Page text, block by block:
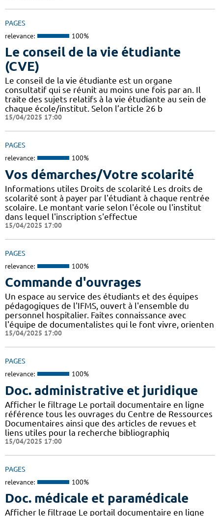
PAGES
relevance: 100%
Le conseil de la vie étudiante
(CVE)
Le conseil de la vie étudiante est un organe
consultatif qui se réunit au moins une fois par an. Il
traite des sujets relatifs à la vie étudiante au sein de
chaque école/institut. Selon l’article 26 b
15/04/2025 17:00
PAGES
relevance: 100%
Vos démarches/Votre scolarité
Informations utiles Droits de scolarité Les droits de
scolarité sont à payer par l'étudiant à chaque rentrée
scolaire. Le montant varie selon l'école ou l'institut
dans lequel l'inscription s'effectue
15/04/2025 17:00
PAGES
relevance: 100%
Commande d'ouvrages
Un espace au service des étudiants et des équipes
pédagogiques de l'IFMS, ouvert à l'ensemble du
personnel hospitalier. Faites connaissance avec
l'équipe de documentalistes qui le font vivre, orienten
15/04/2025 17:00
PAGES
relevance: 100%
Doc. administrative et juridique
Afficher le filtrage Le portail documentaire en ligne
référence tous les ouvrages du Centre de Ressources
Documentaires ainsi que des articles de revues et
liens utiles pour la recherche bibliographiq
15/04/2025 17:00
PAGES
relevance: 100%
Doc. médicale et paramédicale
Afficher le filtrage Le portail documentaire en ligne